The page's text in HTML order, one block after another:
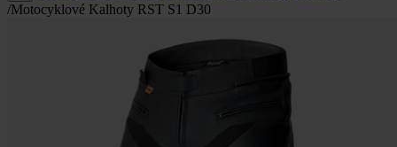
/Motocyklové Kalhoty RST S1 D30